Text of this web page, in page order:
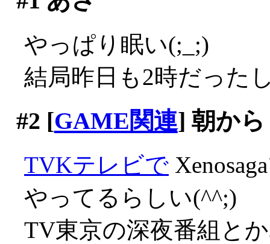
やっぱり眠い(;_;)
結局昨日も2時だった
#2 [GAME関連] 朝から
TVKテレビで
やってるらしい(^^;)
TV東京の深夜番組と